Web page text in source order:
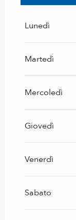
15 aprile
Lunedì
Martedì
Mercoledì
Giovedì
Venerdì
Sabato